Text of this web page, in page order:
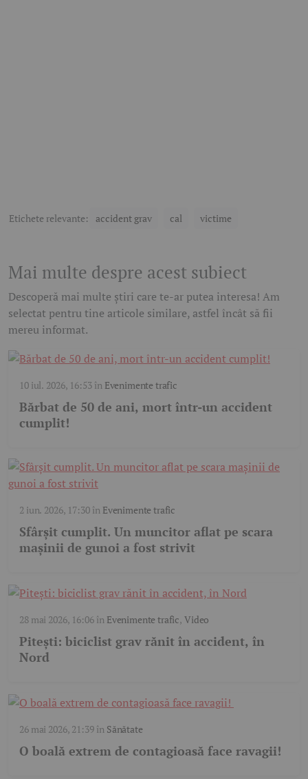
Etichete relevante: accident grav cal victime
Mai multe despre acest subiect
Descoperă mai multe știri care te-ar putea interesa! Am
selectat pentru tine articole similare, astfel încât să fii
mereu informat.
10 iul. 2026, 16:53în Evenimente trafic
Bărbat de 50 de ani, mort într-un accident
cumplit!
2 iun. 2026, 17:30în Evenimente trafic
Sfârșit cumplit. Un muncitor aflat pe scara
mașinii de gunoi a fost strivit
28 mai 2026, 16:06în Evenimente trafic,Video
Pitești: biciclist grav rănit în accident, în
Nord
26 mai 2026, 21:39în Sănătate
O boală extrem de contagioasă face ravagii!